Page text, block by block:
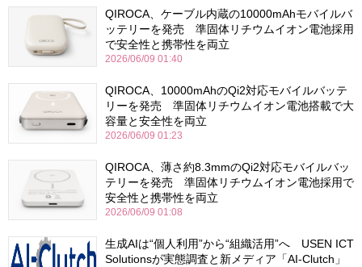
QIROCA、ケーブル内蔵の10000mAhモバイルバ
ッテリーを発売 準固体リチウムイオン電池採用
で安全性と携帯性を両立
2026/06/09 01:40
QIROCA、10000mAhのQi2対応モバイルバッテ
リーを発売 準固体リチウムイオン電池搭載で大
容量と安全性を両立
2026/06/09 01:23
QIROCA、薄さ約8.3mmのQi2対応モバイルバッ
テリーを発売 準固体リチウムイオン電池採用で
安全性と携帯性を両立
2026/06/09 01:08
生成AIは“個人利用”から“組織活用”へ USEN ICT
Solutionsが実態調査と新メディア「AI-Clutch」